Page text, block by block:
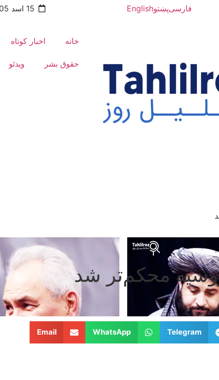
فارسیپښتوEnglish 15 اسد 1405
خانه اخبار کوتاه
حقوق بشر ویدئو
محکم‌تر شد
Telegram
WhatsApp
Email